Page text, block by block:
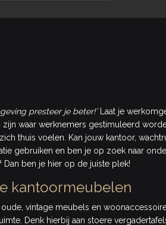
presteer je beter!’Laat je
waar werknemers gestimuleerd
thuis voelen. Kan jouw kantoor,
gebruiken en ben je op zoek naar
Dan ben je hier op de juiste plek!
kantoormeubelen
oude, vintage meubels en
Denk hierbij aan stoere